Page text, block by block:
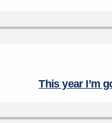
This year I’m